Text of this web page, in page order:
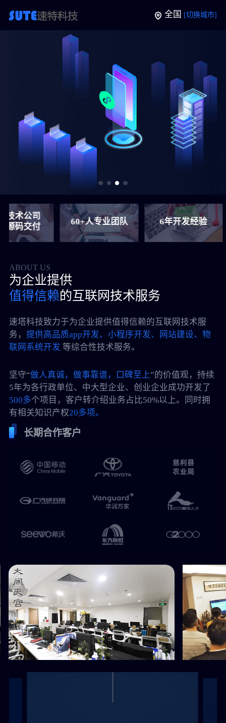
全国 [切换城市]
司
付
60+人专业团队 6年开发经验
ABOUT US
为企业提供
值得信赖的互联网技术服务
速塔科技致力于为企业提供值得信赖的互联网技术服
务， 提供高品质app开发、小程序开发、网站建设、物
联网系统开发 等综合性技术服务。
坚守“做人真诚，做事靠谱，口碑至上”的价值观，持续
5年为各行政单位、中大型企业、创业企业成功开发了
500多个项目，客户转介绍业务占比50%以上。同时拥
有相关知识产权20多项。
长期合作客户